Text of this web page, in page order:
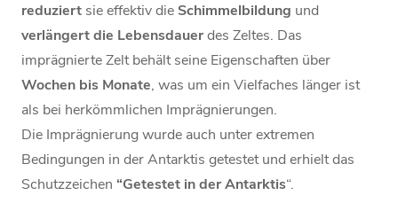
reduziert sie effektiv die Schimmelbildung und
verlängert die Lebensdauerdes Zeltes. Das
imprägnierte Zelt behält seine Eigenschaften über
Wochen bis Monate, was um ein Vielfaches länger ist
als bei herkömmlichen Imprägnierungen.
Die Imprägnierung wurde auch unter extremen
Bedingungen in der Antarktis getestet und erhielt das
Schutzzeichen “Getestet in der Antarktis“.